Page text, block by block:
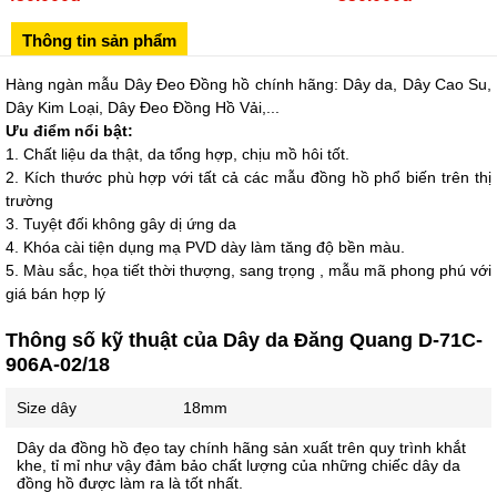
Số 28 Chùa Thông - Sơn Tây - Hà Nội
02437939481
Số 53 Trần Đăng Ninh - Cầu Giấy - Hà Nội
034 629 9090
Showroom 86: BH9A-SP.9A-63 Vinhomes Ocean Park 1, Dương
Thông tin sản phẩm
Hàng ngàn mẫu Dây Đeo Đồng hồ chính hãng: Dây da, Dây Cao Su,
Dây Kim Loại, Dây Đeo Đồng Hồ Vải,...
Ưu điểm nổi bật:
1. Chất liệu da thật, da tổng hợp, chịu mồ hôi tốt.
2. Kích thước phù hợp với tất cả các mẫu đồng hồ phổ biến trên thị
trường
3. Tuyệt đối không gây dị ứng da
4. Khóa cài tiện dụng mạ PVD dày làm tăng độ bền màu.
5. Màu sắc, họa tiết thời thượng, sang trọng , mẫu mã phong phú với
giá bán hợp lý
Thông số kỹ thuật của Dây da Đăng Quang D-71C-
906A-02/18
Size dây 18mm
Dây da đồng hồ đẹo tay chính hãng sản xuất trên quy trình khắt
khe, tỉ mỉ như vậy đảm bảo chất lượng của những chiếc dây da
đồng hồ được làm ra là tốt nhất.